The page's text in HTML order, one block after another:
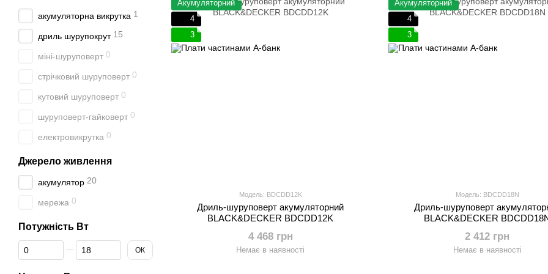
Акумуляторний
4
3
Модель: BDCDD12K
Дриль-шуруповерт акумуляторний
BLACK&DECKER BDCDD12K
4 468 грн
Немає в наявності
Акумуляторний
4
3
Модель: BDCDD18N
Дриль-шуруповерт
BLACK&DECKER
2 412 грн
Немає в наявності
акумуляторна викрутка 1
дриль шурупокрут 15
міні-шуруповерт 0
стрічковий шуруповерт 0
кутовий шуруповерт 0
шуруповерт-гайковерт 0
електровикрутка 0
Джерело живлення
акумулятор 20
мережа 0
Потужність Вт
Від Потужність Вт
До Потужність Вт ОК